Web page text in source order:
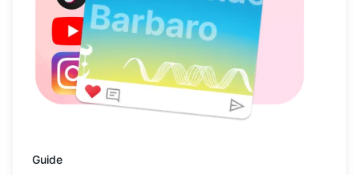
Guide